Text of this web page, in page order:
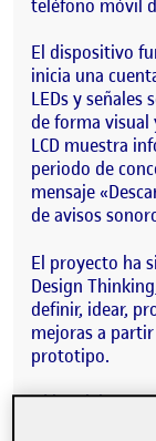
teléfono móvil
El dispositivo
inicia una
LEDs y
de forma
LCD muestra
periodo de
mensaje
de avisos
El proyecto ha
Design
definir, idear,
mejoras a
prototipo.
Vídeo del